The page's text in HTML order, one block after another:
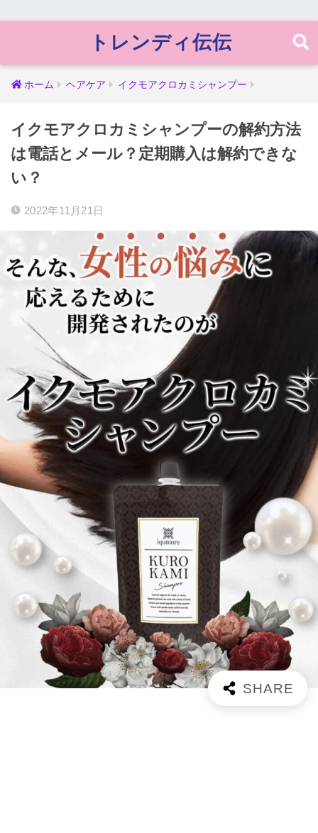
トレンディ伝伝
ホーム ヘアケア イクモアクロカミシャンプー
イクモアクロカミシャンプーの解約方法
は電話とメール？定期購入は解約できな
い？
2022年11月21日